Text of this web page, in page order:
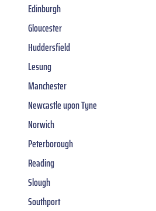
Edinburgh
Gloucester
Huddersfield
Lesung
Manchester
Newcastle upon Tyne
Norwich
Peterborough
Reading
Slough
Southport